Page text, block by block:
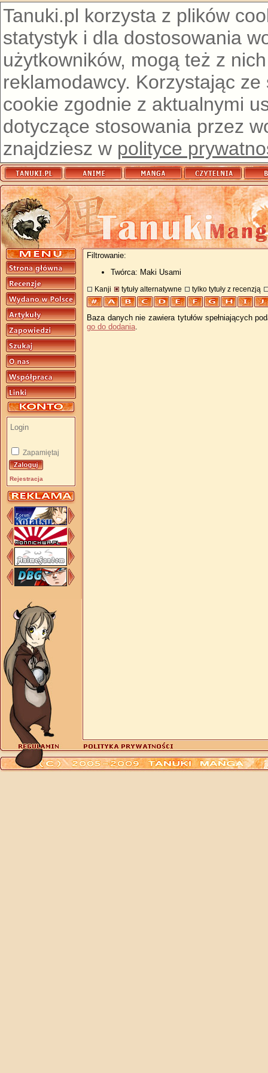
Tanuki.pl korzysta z plików
statystyk i dla dostosowania
użytkowników, mogą też z
reklamodawcy. Korzystając
cookie zgodnie z aktualnymi
dotyczące stosowania przez
znajdziesz w polityce
Zapamiętaj
Rejestracja
Filtrowanie:
Twórca: Maki Usami
Kanji tytuły alternatywne tylko tytuły z recenzją
Baza danych nie zawiera tytułów spełniających
go do dodania.